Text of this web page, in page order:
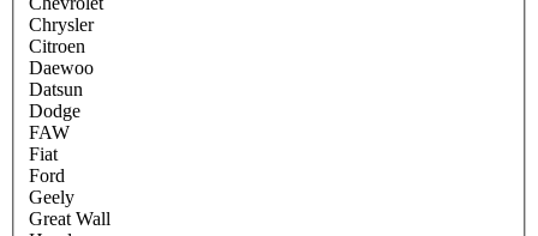
Chrysler
Citroen
Daewoo
Datsun
Dodge
FAW
Fiat
Ford
Geely
Great Wall